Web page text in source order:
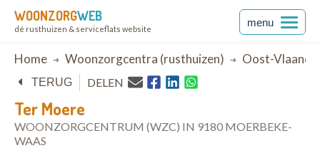
WOONZORGWEB
dé rusthuizen & serviceflats website
menu
Breadcrumb
Home Woonzorgcentra (rusthuizen) Oost-
Ter Moere
WOONZORGCENTRUM (WZC) IN 9180 MOERBEKE-
WAAS
TERUG DELEN